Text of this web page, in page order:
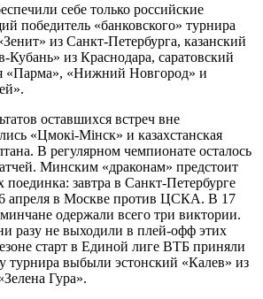
себе только российские
победитель «банковского» турнира
из Санкт-Петербурга, казанский
из Краснодара, саратовский
«Парма», «Нижний Новгород» и
оставшихся встреч вне
«Цмокi-Мiнск» и казахстанская
В регулярном чемпионате осталось
Минским «драконам» предстоит
поединка: завтра в Санкт-Петербурге
апреля в Москве против ЦСКА. В 17
одержали всего три виктории.
разу не выходили в плей-офф этих
старт в Единой лиге ВТБ приняли
турнира выбыли эстонский «Калев» из
Гура».